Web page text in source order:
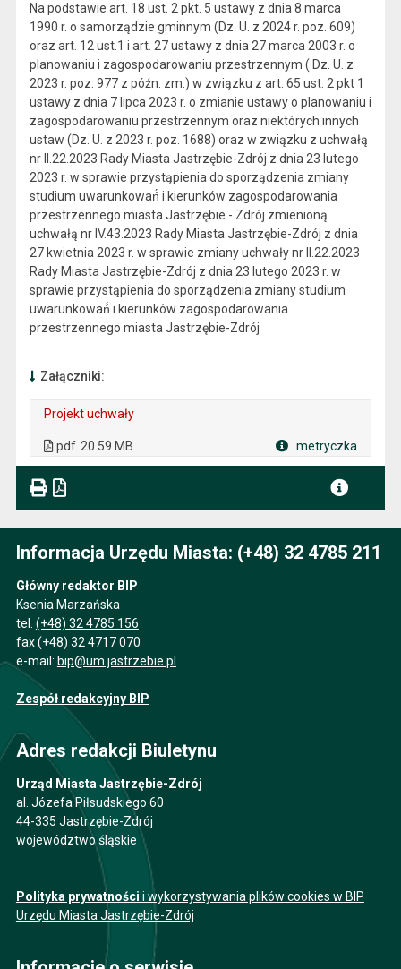
Na podstawie art. 18 ust. 2 pkt. 5 ustawy z dnia 8 marca
1990 r. o samorządzie gminnym (Dz. U. z 2024 r. poz. 609)
oraz art. 12 ust.1 i art. 27 ustawy z dnia 27 marca 2003 r. o
planowaniu i zagospodarowaniu przestrzennym ( Dz. U. z
2023 r. poz. 977 z późn. zm.) w związku z art. 65 ust. 2 pkt 1
ustawy z dnia 7 lipca 2023 r. o zmianie ustawy o planowaniu i
zagospodarowaniu przestrzennym oraz niektórych innych
ustaw (Dz. U. z 2023 r. poz. 1688) oraz w związku z uchwałą
nr II.22.2023 Rady Miasta Jastrzębie-Zdrój z dnia 23 lutego
2023 r. w sprawie przystąpienia do sporządzenia zmiany
studium uwarunkowań́ i kierunków zagospodarowania
przestrzennego miasta Jastrzębie - Zdrój zmienioną
uchwałą nr IV.43.2023 Rady Miasta Jastrzębie-Zdrój z dnia
27 kwietnia 2023 r. w sprawie zmiany uchwały nr II.22.2023
Rady Miasta Jastrzębie-Zdrój z dnia 23 lutego 2023 r. w
sprawie przystąpienia do sporządzenia zmiany studium
uwarunkowań́ i kierunków zagospodarowania
przestrzennego miasta Jastrzębie-Zdrój
Załączniki:
Projekt uchwały
pdf 20.59 MB metryczka
Informacja Urzędu Miasta: (+48) 32 4785 211
Główny redaktor BIP
Ksenia Marzańska
tel. (+48) 32 4785 156
fax (+48) 32 4717 070
e-mail: bip@um.jastrzebie.pl
Zespół redakcyjny BIP
Adres redakcji Biuletynu
Urząd Miasta Jastrzębie-Zdrój
al. Józefa Piłsudskiego 60
44-335 Jastrzębie-Zdrój
województwo śląskie
Polityka prywatności i wykorzystywania plików cookies w BIP
Urzędu Miasta Jastrzębie-Zdrój